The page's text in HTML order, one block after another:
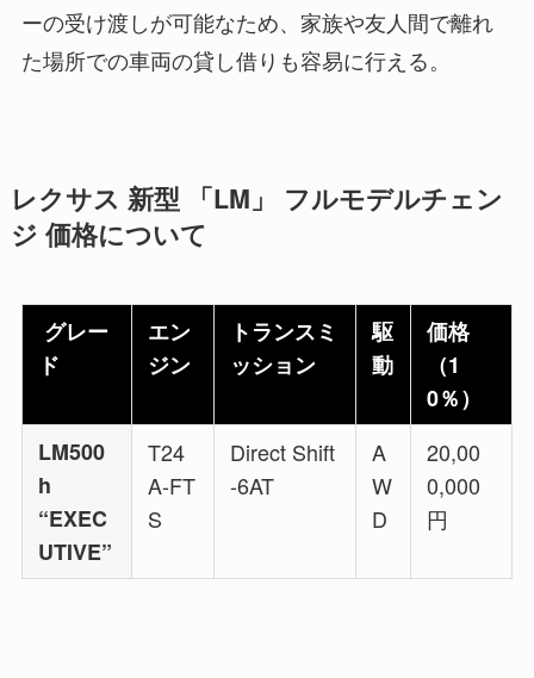
ーの受け渡しが可能なため、家族や友人間で離れ
た場所での車両の貸し借りも容易に行える。
レクサス 新型 「LM」 フルモデルチェン
ジ 価格について
グレー
ド
エン
ジン
トランスミ
ッション
駆
動
価格
（1
0％）
LM500
h
“EXEC
UTIVE”
T24
A-FT
S
Direct Shift
-6AT
A
W
D
20,00
0,000
円